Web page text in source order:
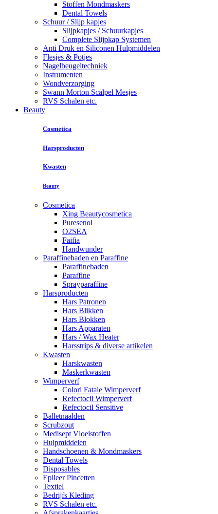
Stoffen Mondmaskers
Dental Towels
Schuur / Slijp kapjes
Slijpkapjes / Schuurkapjes
Complete Slijpkap Systemen
Anti Druk en Siliconen Hulpmiddelen
Flesjes & Potjes
Nagelbeugeltechniek
Instrumenten
Wondverzorging
Swann Morton Scalpel Mesjes
RVS Schalen etc.
Beauty
Cosmetica
Harsproducten
Kwasten
Beauty
Cosmetica
Xing Beautycosmetica
Puresenol
O2SEA
Faifia
Handwunder
Paraffinebaden en Paraffine
Paraffinebaden
Paraffine
Sprayparaffine
Harsproducten
Hars Patronen
Hars Blikken
Hars Blokken
Hars Apparaten
Hars / Wax Heater
Harsstrips & diverse artikelen
Kwasten
Harskwasten
Maskerkwasten
Wimperverf
Colori Fatale Wimperverf
Refectocil Wimperverf
Refectocil Sensitive
Balletnaalden
Scrubzout
Medisept Vloeistoffen
Hulpmiddelen
Handschoenen & Mondmaskers
Dental Towels
Disposables
Epileer Pincetten
Textiel
Bedrijfs Kleding
RVS Schalen etc.